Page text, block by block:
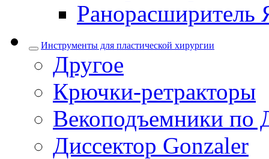
Ранорасширитель
Инструменты для пластической хирургии
Другое
Крючки-ретракторы
Векоподъемники по
Диссектор Gonzaler